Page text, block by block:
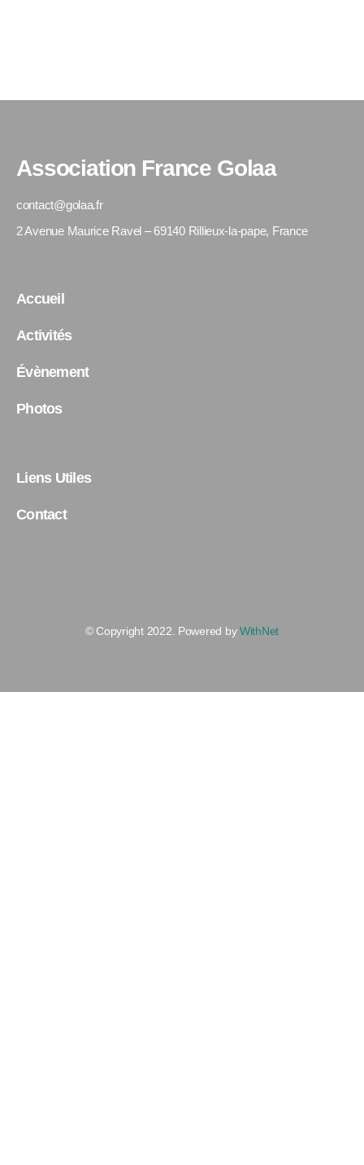
Association France Golaa
contact@golaa.fr
2 Avenue Maurice Ravel – 69140 Rillieux-la-pape, France
Accueil
Activités
Évènement
Photos
Liens Utiles
Contact
© Copyright 2022. Powered byWithNet